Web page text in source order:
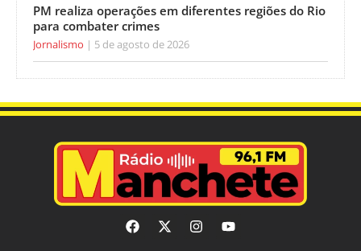
PM realiza operações em diferentes regiões do Rio
para combater crimes
Jornalismo 5 de agosto de 2026